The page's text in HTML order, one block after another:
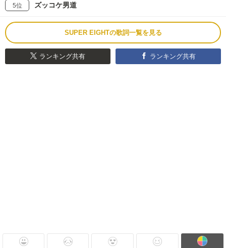
5位 ズッコケ男道
SUPER EIGHTの歌詞一覧を見る
ランキング共有 ランキング共有